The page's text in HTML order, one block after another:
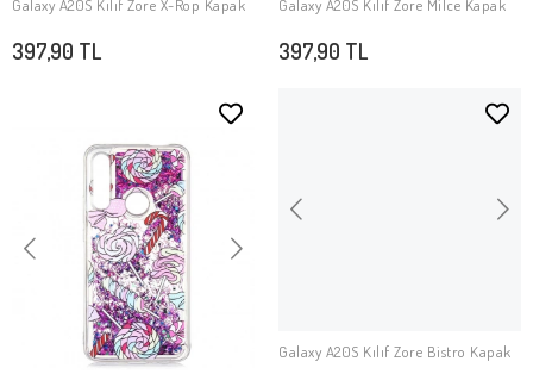
SEPETE EKLE
Galaxy A20S Kılıf Zore X-Rop Kapak
397,90 TL
SEPETE EKLE
Galaxy A20S Kılıf Zore Milce Kapak
397,90 TL
SEPETE EKLE
Galaxy A20S Kılıf Zore Bistro Kapak